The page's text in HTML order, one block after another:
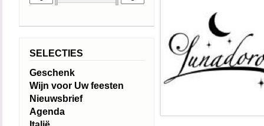
SELECTIES
Geschenk
Wijn voor Uw feesten
Nieuwsbrief
Agenda